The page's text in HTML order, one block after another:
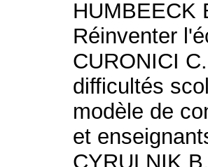
HUMBEECK
Réinventer
CURONICI
difficultés
modèle de
et
CYRULNIK